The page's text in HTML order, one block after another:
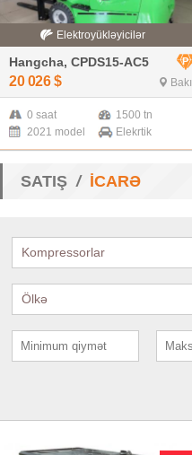
Elektroyükləyicilər
Hangcha, CPDS15-AC5
20 026 $ Bakı
0 saat
1500 tn
2021 model
Elekrtik
SATIŞ İCARƏ
Kompressorlar
Ölkə